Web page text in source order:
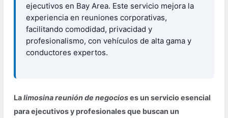
ejecutivos en Bay Area. Este servicio mejora la
experiencia en reuniones corporativas,
facilitando comodidad, privacidad y
profesionalismo, con vehículos de alta gama y
conductores expertos.
Lalimosina reunión de negocioses un servicio esencial
para ejecutivos y profesionales que buscan un